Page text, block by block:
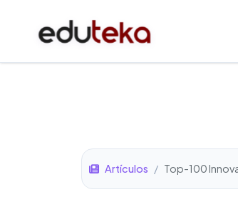
Artículos / Top-100